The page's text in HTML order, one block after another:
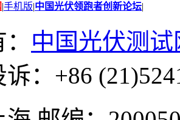
|手机版|中国光伏领跑者创新论坛|
中国光伏测试
诉：+86